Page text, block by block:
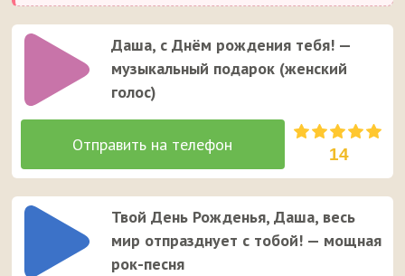
Даша, с Днём рождения тебя! —
музыкальный подарок (женский
голос)
14
Твой День Рожденья, Даша, весь
мир отпразднует с тобой! — мощная
рок-песня